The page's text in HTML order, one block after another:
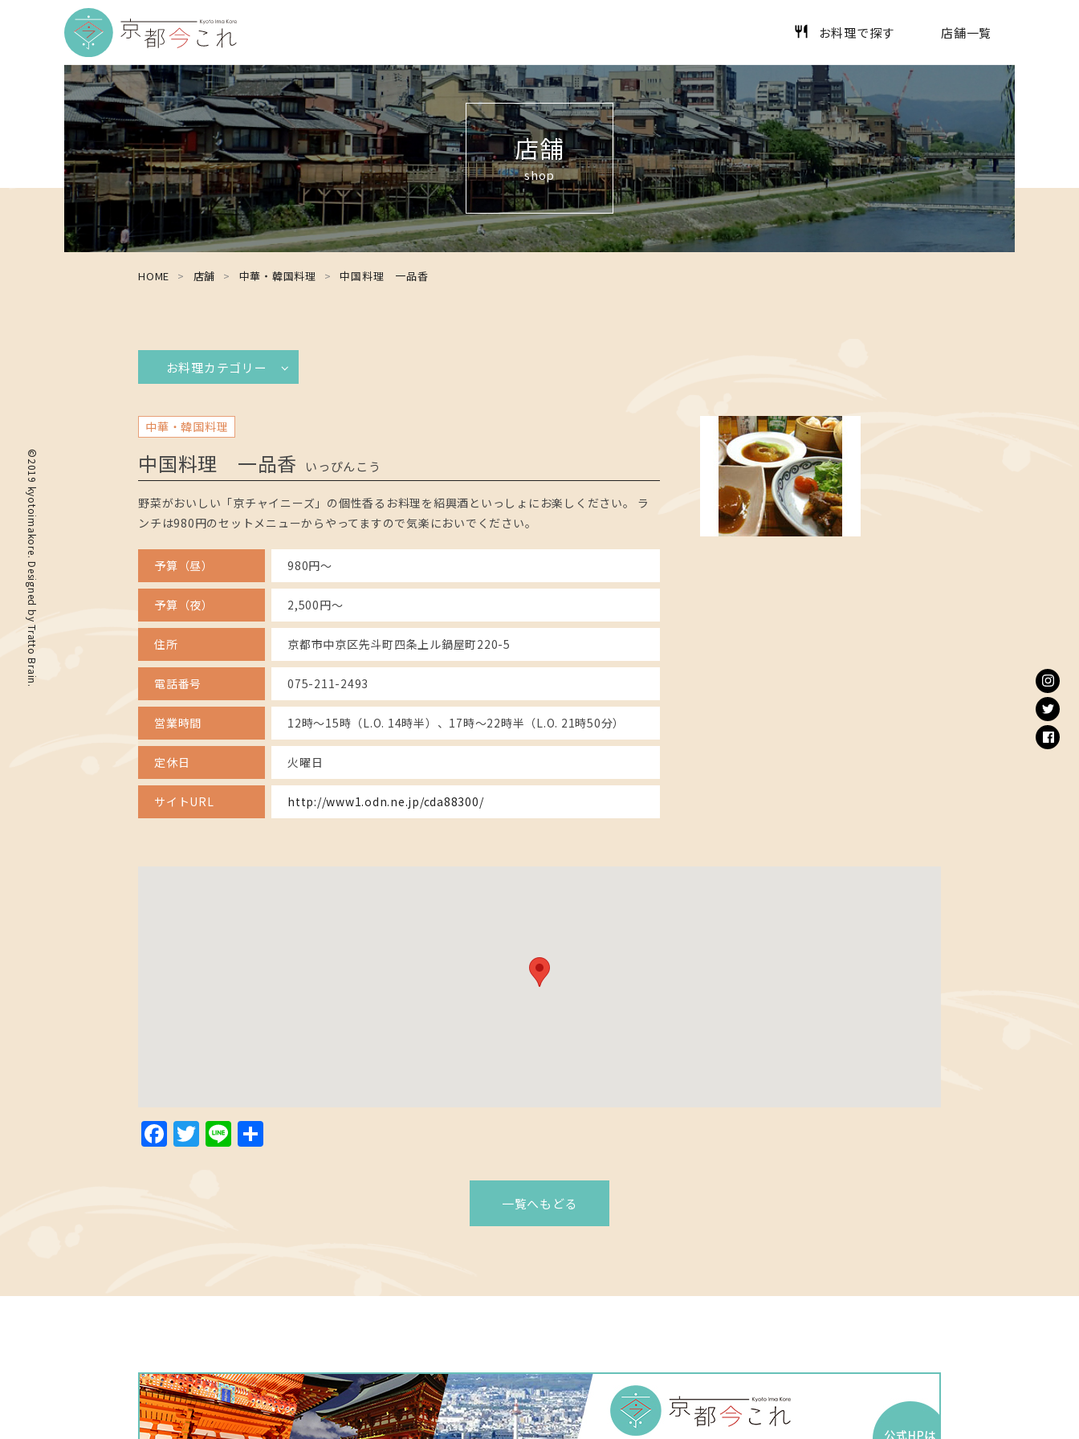
お料理で探す 店舗一覧
店舗
shop
HOME 店舗 中華・韓国料理 中国料理 一品香
お料理カテゴリー
中華・韓国料理
中国料理 一品香 いっぴんこう
野菜がおいしい「京チャイニーズ」の個性香るお料理を紹興酒といっしょにお楽しください。 ラ
ンチは980円のセットメニューからやってますので気楽においでください。
予算（昼） 980円～
予算（夜） 2,500円～
住所 京都市中京区先斗町四条上ル鍋屋町220-5
電話番号 075-211-2493
営業時間 12時～15時（L.O. 14時半）、17時～22時半（L.O. 21時50分）
定休日 火曜日
サイトURL http://www1.odn.ne.jp/cda88300/
Facebook
Twitter
Line
一覧へもどる
©2019 kyotoimakore. Designed by
Tratto Brain
.